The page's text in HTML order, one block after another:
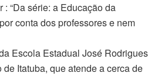
“Da série: a Educação da
conta dos professores e nem
Escola Estadual José Rodrigues
Itatuba, que atende a cerca de